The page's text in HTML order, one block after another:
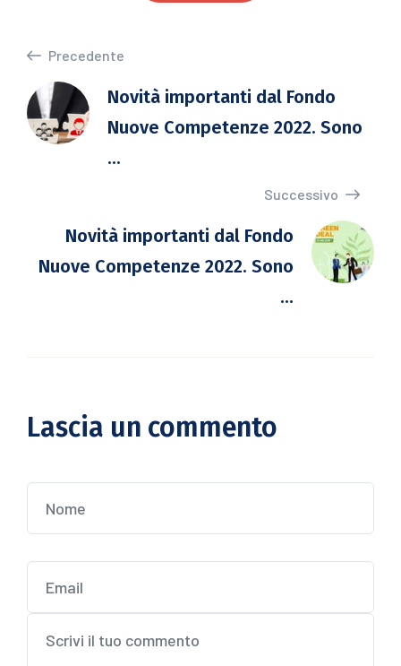
Precedente
Novità importanti dal Fondo
Nuove Competenze 2022. Sono
...
Successivo
Novità importanti dal Fondo
Nuove Competenze 2022. Sono
...
Lascia un commento